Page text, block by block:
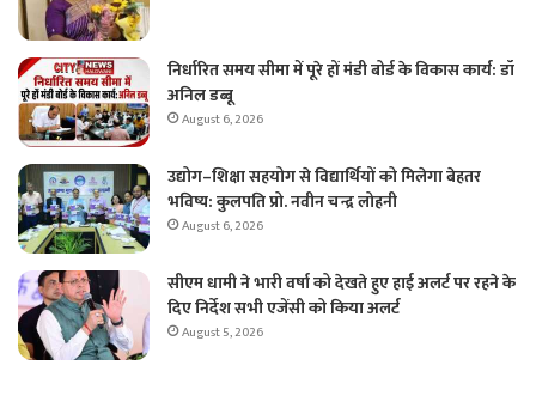
निर्धारित समय सीमा में पूरे हों मंडी बोर्ड के विकास कार्य: डॉ
अनिल डब्बू
August 6, 2026
उद्योग–शिक्षा सहयोग से विद्यार्थियों को मिलेगा बेहतर
भविष्य: कुलपति प्रो. नवीन चन्द्र लोहनी
August 6, 2026
सीएम धामी ने भारी वर्षा को देखते हुए हाई अलर्ट पर रहने के
दिए निर्देश सभी एजेंसी को किया अलर्ट
August 5, 2026